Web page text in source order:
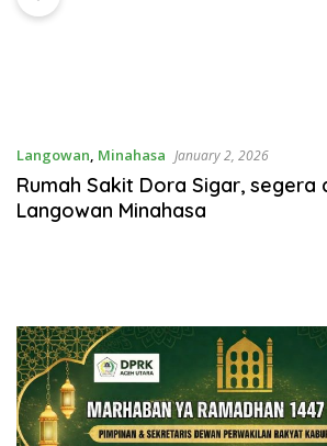
Langowan, Minahasa January 2, 2026
Rumah Sakit Dora Sigar, segera
Langowan Minahasa